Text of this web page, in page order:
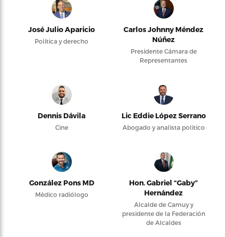
José Julio Aparicio
Política y derecho
Carlos Johnny Méndez
Núñez
Presidente Cámara de
Representantes
Dennis Dávila
Cine
Lic Eddie López Serrano
Abogado y analista político
González Pons MD
Médico radiólogo
Hon. Gabriel “Gaby”
Hernández
Alcalde de Camuy y
presidente de la Federación
de Alcaldes